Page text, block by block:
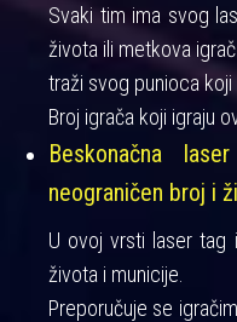
Svaki tim ima svog
života ili metkova
traži svog punioca
Broj igrača koji igraju
Beskonačna
neograničen broj i
U ovoj vrsti laser tag
života i municije.
Preporučuje se